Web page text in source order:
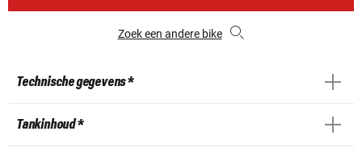
Zoek een andere bike
Technische gegevens *
Tankinhoud *